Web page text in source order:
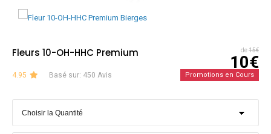
Fleurs 10-OH-HHC Premium de15€
10€
4.95 Basé sur: 450 Avis Promotions en Cours